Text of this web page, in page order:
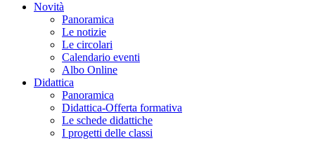
Novità
Panoramica
Le notizie
Le circolari
Calendario eventi
Albo Online
Didattica
Panoramica
Didattica-Offerta formativa
Le schede didattiche
I progetti delle classi